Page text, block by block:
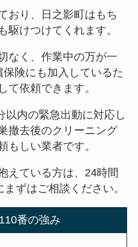
おり、日之影町はもち
駆けつけてくれます。
なく、作業中の万が一
険にも加入しているた
て依頼できます。
以内の緊急出動に対応し
撤去後のクリーニング
もしい業者です。
えている方は、24時間
ずはご相談ください。
番の強み